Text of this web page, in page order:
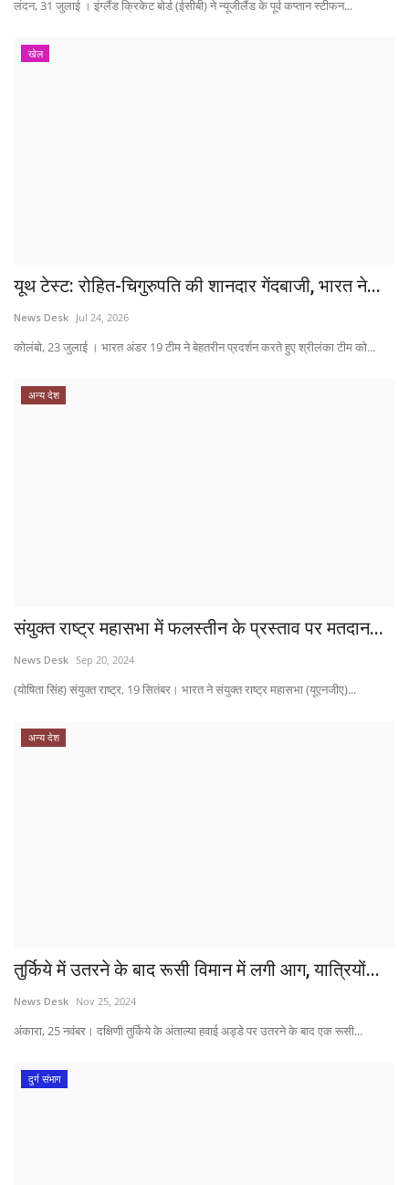
लंदन, 31 जुलाई । इंग्लैंड क्रिकेट बोर्ड (ईसीबी) ने न्यूजीलैंड के पूर्व कप्तान स्टीफन...
खेल
यूथ टेस्ट: रोहित-चिगुरुपति की शानदार गेंदबाजी, भारत ने...
News Desk Jul 24, 2026
कोलंबो, 23 जुलाई । भारत अंडर 19 टीम ने बेहतरीन प्रदर्शन करते हुए श्रीलंका टीम को...
अन्य देश
संयुक्त राष्ट्र महासभा में फलस्तीन के प्रस्ताव पर मतदान...
News Desk Sep 20, 2024
(योषिता सिंह) संयुक्त राष्ट्र, 19 सितंबर। भारत ने संयुक्त राष्ट्र महासभा (यूएनजीए)...
अन्य देश
तुर्किये में उतरने के बाद रूसी विमान में लगी आग, यात्रियों...
News Desk Nov 25, 2024
अंकारा, 25 नवंबर। दक्षिणी तुर्किये के अंताल्या हवाई अड्डे पर उतरने के बाद एक रूसी...
दुर्ग संभाग